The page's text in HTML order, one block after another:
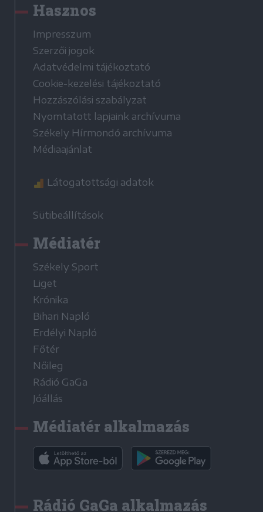
Hasznos
Impresszum
Szerzői jogok
Adatvédelmi tájékoztató
Cookie-kezelési tájékoztató
Hozzászólási szabályzat
Nyomtatott lapjaink archívuma
Székely Hírmondó archívuma
Médiaajánlat
Látogatottsági adatok
Sütibeállítások
Médiatér
Székely Sport
Liget
Krónika
Bihari Napló
Erdélyi Napló
Főtér
Nőileg
Rádió GaGa
Jóállás
Médiatér alkalmazás
Rádió GaGa alkalmazás